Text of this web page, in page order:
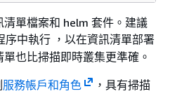
單檔案和 helm 套件。建議
序中執行 ，以在資訊清單部署
也比掃描即時叢集更準確。
服務帳戶和角色
，具有掃描